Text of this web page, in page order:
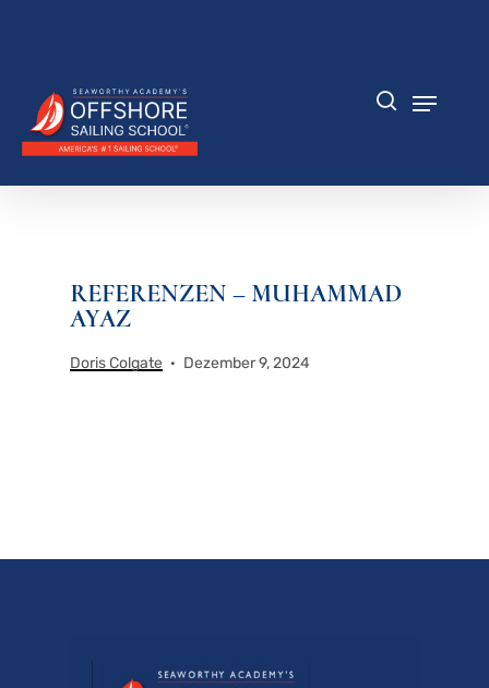
REFERENZEN – MUHAMMAD
AYAZ
Doris Colgate Dezember 9, 2024